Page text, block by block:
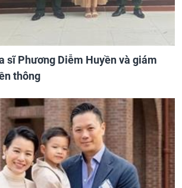
sĩ Phương Diễm Huyền và giám
thông